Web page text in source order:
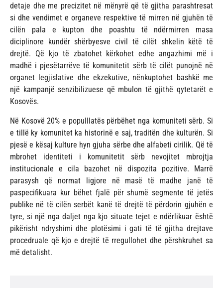
detaje dhe me precizitet në mënyrë që të gjitha parashtresat
si dhe vendimet e organeve respektive të mirren në gjuhën të
cilën pala e kupton dhe poashtu të ndërmirren masa
diciplinore kundër shërbyesve civil të cilët shkelin këtë të
drejtë. Që kjo të zbatohet kërkohet edhe angazhimi më i
madhë i pjesëtarrëve të komunitetit sërb të cilët punojnë në
organet legjislative dhe ekzekutive, nënkuptohet bashkë me
një kampanjë senzibilizuese që mbulon të gjithë qytetarët e
Kosovës.
Në Kosovë 20% e populllatës përbëhet nga komuniteti sërb. Si
e tillë ky komunitet ka historinë e saj, traditën dhe kulturën. Si
pjesë e kësaj kulture hyn gjuha sërbe dhe alfabeti cirilik. Që të
mbrohet identiteti i komunitetit sërb nevojitet mbrojtja
institucionale e cila bazohet në dispozita pozitive. Marrë
parasysh që normat ligjore në masë të madhe janë të
paspecifikuara kur bëhet fjalë për shumë segmente të jetës
publike në të cilën serbët kanë të drejtë të përdorin gjuhën e
tyre, si një nga daljet nga kjo situate tejet e ndërlikuar është
pikërisht ndryshimi dhe plotësimi i gati të të gjitha drejtave
procedruale që kjo e drejtë të rregullohet dhe përshkruhet sa
më detalisht.